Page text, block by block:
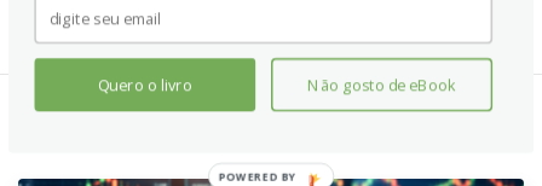
Notícias Relacionadas:
Quero o livro Não gosto de eBook
POWERED